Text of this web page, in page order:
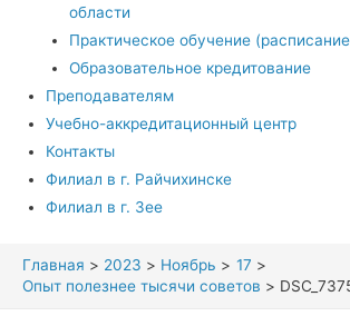
области
Практическое обучение
Образовательное кредитование
Преподавателям
Учебно-аккредитационный центр
Контакты
Филиал в г. Райчихинске
Филиал в г. Зее
Главная 2023 Ноябрь
17
Опыт полезнее тысячи советов